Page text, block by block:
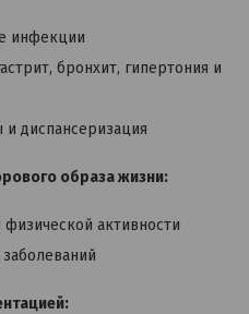
инфекции
бронхит, гипертония и
диспансеризация
образа жизни:
активности